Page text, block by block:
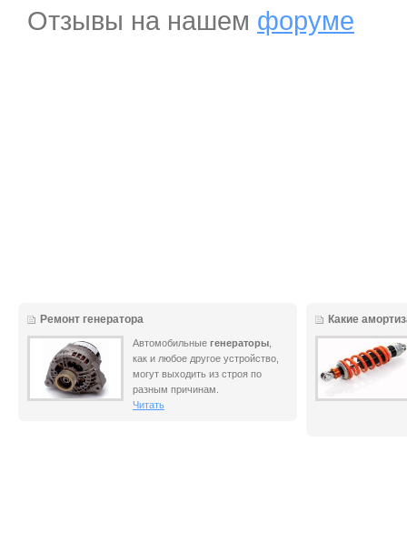
Отзывы на нашем форуме
Ремонт генератора
Автомобильные генераторы
как и любое другое устройство,
могут выходить из строя по
разным причинам.
Читать
Какие